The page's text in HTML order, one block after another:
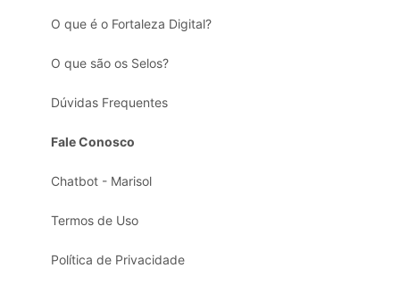
O que é o Fortaleza Digital?
O que são os Selos?
Dúvidas Frequentes
Fale Conosco
Chatbot - Marisol
Termos de Uso
Política de Privacidade